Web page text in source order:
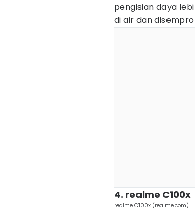
pengisian daya
di air dan
4. realme C100x
realme C100x (realme.com)